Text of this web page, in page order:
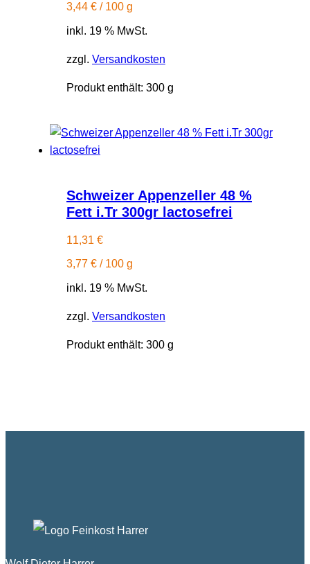
3,44 € / 100 g
inkl. 19 % MwSt.
zzgl. Versandkosten
Produkt enthält: 300 g
Schweizer Appenzeller 48 %
Fett i.Tr 300gr lactosefrei
11,31 €
3,77 € / 100 g
inkl. 19 % MwSt.
zzgl. Versandkosten
Produkt enthält: 300 g